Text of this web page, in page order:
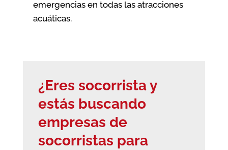
emergencias en todas las atracciones
acuáticas.
¿Eres socorrista y
estás buscando
empresas de
socorristas para